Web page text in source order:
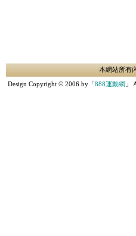
本網站所有
Design Copyright © 2006 by「888運動網 」